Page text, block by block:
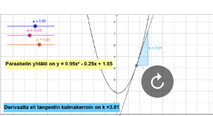
Kirjaudu